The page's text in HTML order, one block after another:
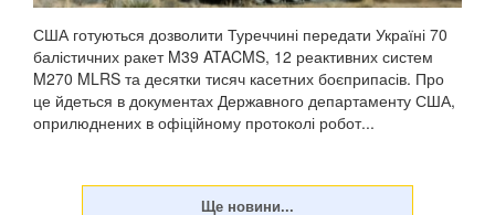
США готуються дозволити Туреччині передати Україні 70
балістичних ракет M39 ATACMS, 12 реактивних систем
M270 MLRS та десятки тисяч касетних боєприпасів. Про
це йдеться в документах Державного департаменту США,
оприлюднених в офіційному протоколі робот...